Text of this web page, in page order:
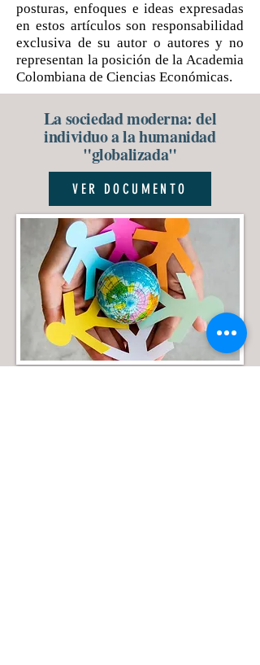
posturas, enfoques e ideas expresadas
en estos artículos son responsabilidad
exclusiva de su autor o autores y no
representan la posición de la Academia
Colombiana de Ciencias Económicas.
La sociedad moderna: del
individuo a la humanidad
"globalizada"
VER DOCUMENTO